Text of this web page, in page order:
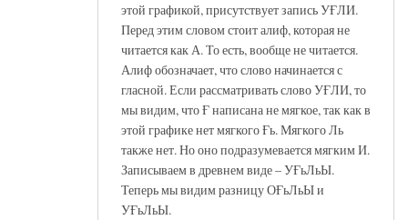
этой графикой, присутствует запись УҒЛИ.
Перед этим словом стоит алиф, которая не
читается как А. То есть, вообще не читается.
Алиф обозначает, что слово начинается с
гласной. Если рассматривать слово УҒЛИ, то
мы видим, что Ғ написана не мягкое, так как в
этой графике нет мягкого Ғь. Мягкого Ль
также нет. Но оно подразумевается мягким И.
Записываем в древнем виде – УҒьЛьЫ.
Теперь мы видим разницу ОҒьЛьЫ и
УҒьЛьЫ.